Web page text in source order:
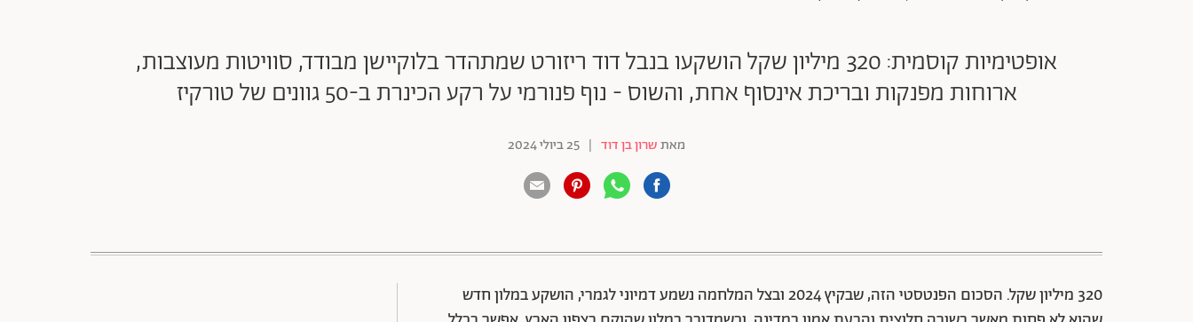
אופטימיות קוסמית: 320 מיליון שקל הושקעו בנבל דוד ריזורט שמתהדר בלוקיישן מבודד, סוויטות מעוצבות,
ארוחות מפנקות ובריכת אינסוף אחת, והשוס - נוף פנורמי על רקע הכינרת ב-50 גוונים של טורקיז
מאתשרון בן דוד | 25 ביולי 2024
320 מיליון שקל. הסכום הפנטסטי הזה, שבקיץ 2024 ובצל המלחמה נשמע דמיוני לגמרי, הושקע במלון חדש